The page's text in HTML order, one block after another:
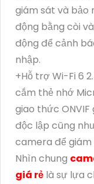
giám sát và bảo
động bằng còi
động để cảnh
nhập.
+Hỗ trợ Wi-Fi 6
cắm thẻ nhớ
giao thức
độc lập cũng
camera để giám
Nhìn chung
giá rẻ là sự lựa